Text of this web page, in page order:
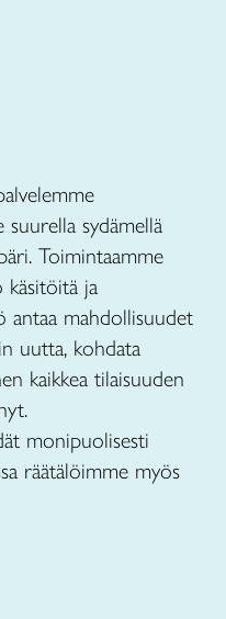
suurella sydämellä
Toimintaamme
käsitöitä ja
antaa mahdollisuudet
uutta, kohdata
kaikkea tilaisuuden
monipuolisesti
räätälöimme myös